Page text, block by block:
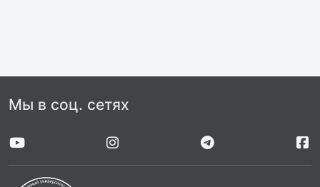
Мы в соц. сетях